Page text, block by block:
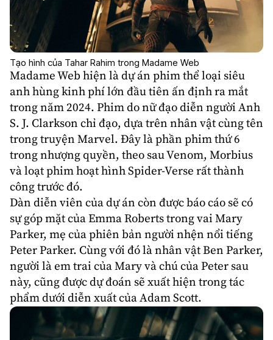
Tạo hình của Tahar Rahim trong Madame Web
Madame Web hiện là dự án phim thể loại siêu
anh hùng kinh phí lớn đầu tiên ấn định ra mắt
trong năm 2024. Phim do nữ đạo diễn người Anh
S. J. Clarkson chỉ đạo, dựa trên nhân vật cùng tên
trong truyện Marvel. Đây là phần phim thứ 6
trong nhượng quyền, theo sau Venom, Morbius
và loạt phim hoạt hìnhSpider-Verse rất thành
công trước đó.
Dàn diễn viên của dự án còn được báo cáo sẽ có
sự góp mặt củaEmma Robertstrong vai Mary
Parker, mẹ của phiên bản người nhện nổi tiếng
Peter Parker. Cùng với đó là nhân vật Ben Parker,
người là em trai của Mary và chú của Peter sau
này, cũng được dự đoán sẽ xuất hiện trong tác
phẩm dưới diễn xuất củaAdam Scott.